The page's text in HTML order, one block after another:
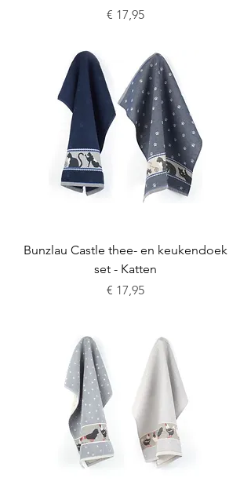
Prijs
€ 17,95
Bunzlau Castle thee- en keukendoek
set - Katten
Prijs
€ 17,95